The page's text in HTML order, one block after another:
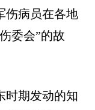
伤病员在各地
委会”的故
时期发动的知